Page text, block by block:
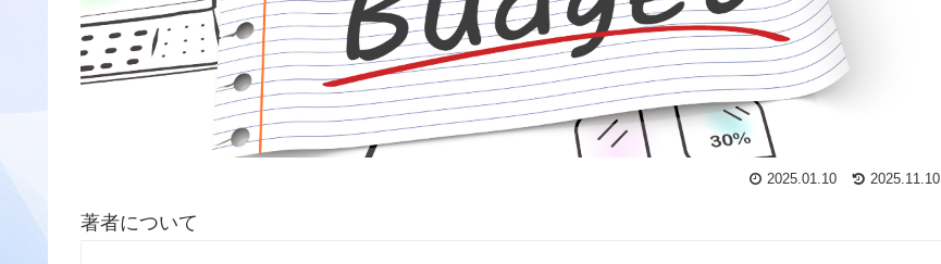
2025.01.10 2025.11.10
著者について